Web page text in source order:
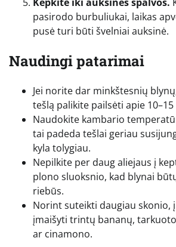
Kepkite iki auksinės spalvos.
pasirodo burbuliukai, laikas
pusė turi būti švelniai auksinė.
Naudingi patarimai
Jei norite dar minkštesnių
tešlą palikite pailsėti apie
Naudokite kambario
tai padeda tešlai geriau
kyla tolygiau.
Nepilkite per daug aliejaus į
plono sluoksnio, kad blynai
riebūs.
Norint suteikti daugiau skonio,
įmaišyti trintų bananų,
ar cinamono.